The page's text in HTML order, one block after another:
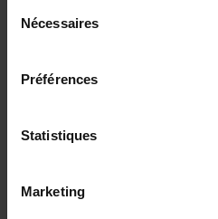
Nécessaires
Préférences
Statistiques
Marketing